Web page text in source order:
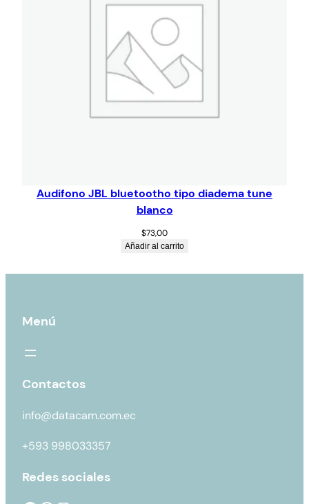
Audifono JBL bluetootho tipo diadema tune
blanco
$73,00
Añadir al carrito
Menú
Contactos
info@datacam.com.ec
+593 998033357
Redes sociales